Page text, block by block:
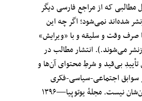
که از مراجعِ فارسی دیگر
شده‌اند نمی‌شود؛ اگر چه این
صرف وقت و سلیقه و با «ویرایش»
می‌شوند.). انتشار مطالب در
تأییدِ بی‌قید‌ و شرطِ محتوای آن‌ها و
سوابق اجتماعی-سیاسی-فکری
نیست. مجلهٔ یوتوپیا—۱۳۹۶